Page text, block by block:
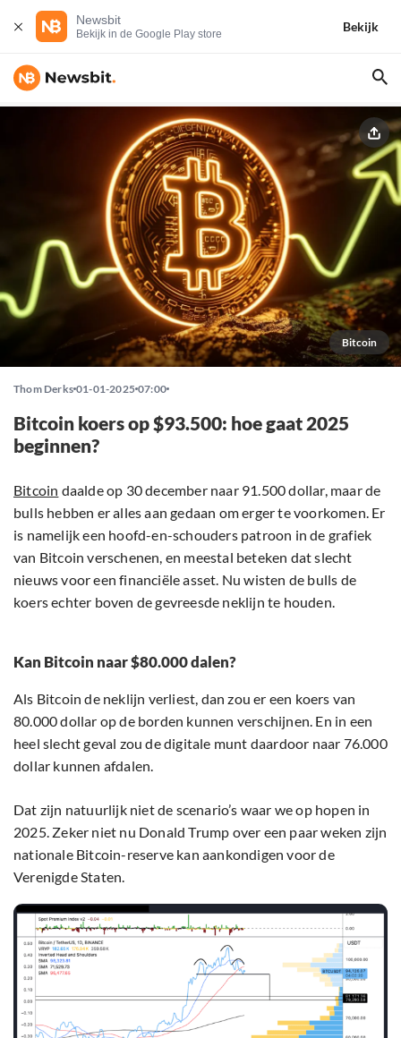
Newsbit
Bekijk in de Google Play store
Bekijk
Bitcoin
Thom Derks 01-01-2025 07:00
Bitcoin koers op $93.500: hoe gaat 2025
beginnen?
Bitcoin daalde op 30 december naar 91.500 dollar, maar de
bulls hebben er alles aan gedaan om erger te voorkomen. Er
is namelijk een hoofd-en-schouders patroon in de grafiek
van Bitcoin verschenen, en meestal beteken dat slecht
nieuws voor een financiële asset. Nu wisten de bulls de
koers echter boven de gevreesde neklijn te houden.
Kan Bitcoin naar $80.000 dalen?
Als Bitcoin de neklijn verliest, dan zou er een koers van
80.000 dollar op de borden kunnen verschijnen. En in een
heel slecht geval zou de digitale munt daardoor naar 76.000
dollar kunnen afdalen.
Dat zijn natuurlijk niet de scenario’s waar we op hopen in
2025. Zeker niet nu Donald Trump over een paar weken zijn
nationale Bitcoin-reserve kan aankondigen voor de
Verenigde Staten.